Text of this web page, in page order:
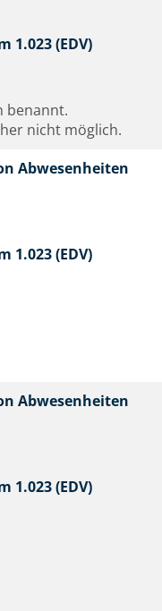
(EDV)
benannt.
nicht möglich.
Abwesenheiten
(EDV)
Abwesenheiten
(EDV)